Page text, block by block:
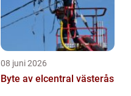
08 juni 2026
Byte av elcentral västerås